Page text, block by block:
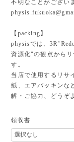
不明なことがござい
【packing】
physisでは、
資源化"の観点から
す。
当店で使用するリサ
紙、エアパッキンな
解・ご協力、どうぞ
領収書